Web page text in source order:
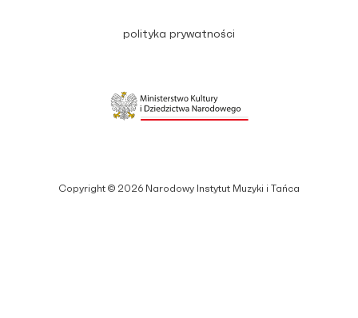
Copyright © 2026 Narodowy Instytut Muzyki i Tańca
polityka prywatności